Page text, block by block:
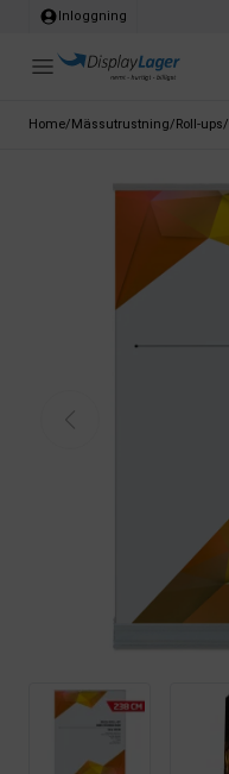
Inloggning
Home/Mässutrustning/Roll-ups/